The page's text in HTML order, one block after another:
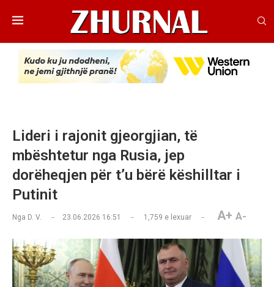
Lideri i rajonit gjeorgjian, të
mbështetur nga Rusia, jep
dorëheqjen për t’u bërë këshilltar i
Putinit
Nga D. V. 23.06.2026 16:51 1,759 e lexuar A+ A-